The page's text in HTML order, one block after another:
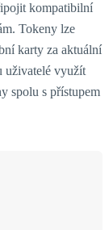
kompatibilní
Tokeny lze
karty za aktuální
uživatelé využít
spolu s přístupem